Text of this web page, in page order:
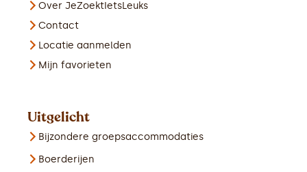
Over JeZoektIetsLeuks
Contact
Locatie aanmelden
Mijn favorieten
Uitgelicht
Bijzondere groepsaccommodaties
Boerderijen